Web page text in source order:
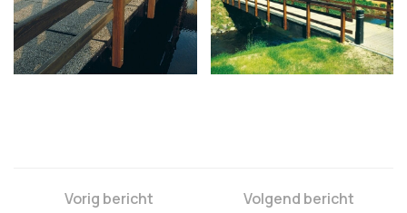
Vorig bericht
Volgend bericht